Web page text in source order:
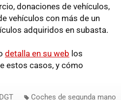
donaciones de vehículos,
vehículos con más de un
adquiridos en subasta.
detalla en su web los
estos casos, y cómo
DGT Coches de segunda mano